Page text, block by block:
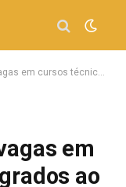
ao ensino médio; veja como se inscrever
em
ao